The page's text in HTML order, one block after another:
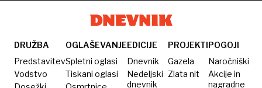
DRUŽBA
Predstavitev
Vodstvo
OGLAŠEVANJE
Spletni oglasi
Tiskani oglasi
EDICIJE
Dnevnik
Nedeljski
dnevnik
PROJEKTI
Gazela
Zlata nit
POGOJI
Naročniški
Akcije in
nagradne